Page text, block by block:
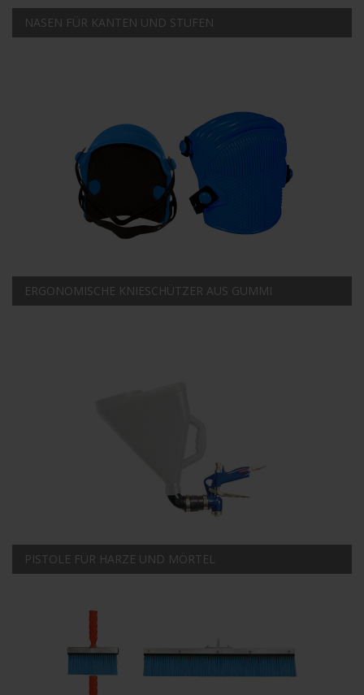
NASEN FÜR KANTEN UND STUFEN
ERGONOMISCHE KNIESCHÜTZER AUS GUMMI
PISTOLE FÜR HARZE UND MÖRTEL